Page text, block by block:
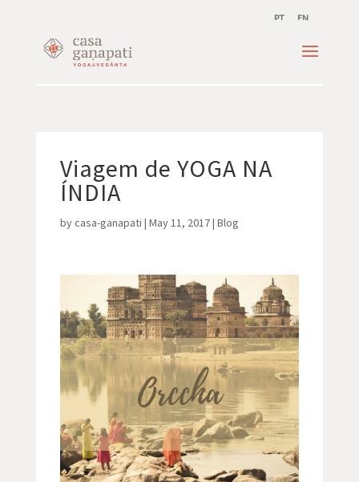
PT EN
Viagem de YOGA NA
ÍNDIA
bycasa-ganapati | May 11, 2017| Blog